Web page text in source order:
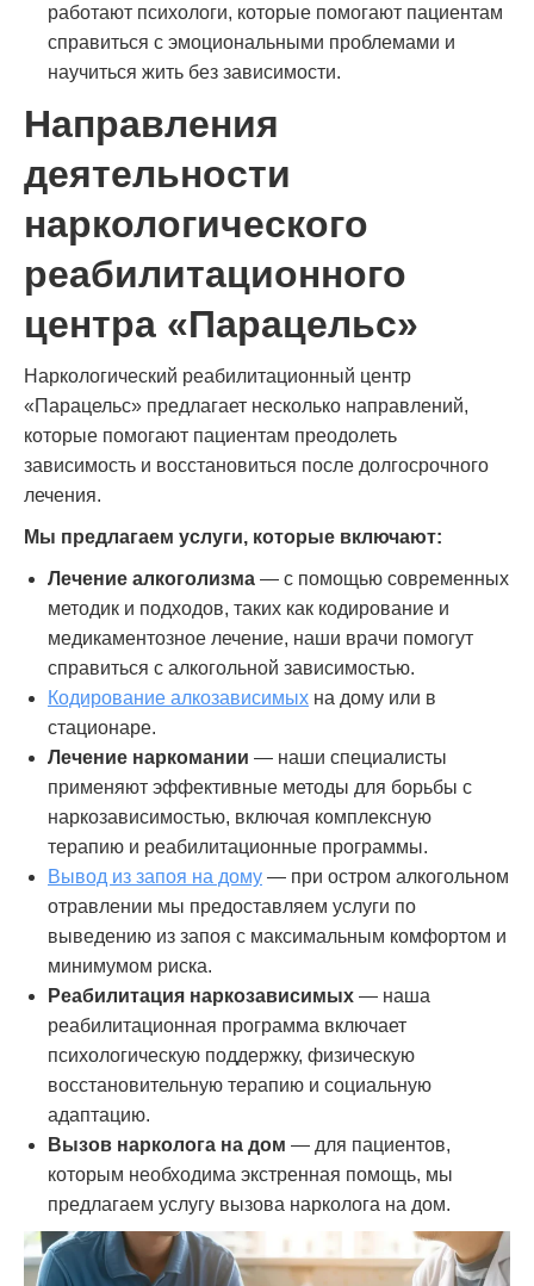
работают психологи, которые помогают пациентам
справиться с эмоциональными проблемами и
научиться жить без зависимости.
Направления
деятельности
наркологического
реабилитационного
центра «Парацельс»
Наркологический реабилитационный центр
«Парацельс» предлагает несколько направлений,
которые помогают пациентам преодолеть
зависимость и восстановиться после долгосрочного
лечения.
Мы предлагаем услуги, которые включают:
Лечение алкоголизма — с помощью современных
методик и подходов, таких как кодирование и
медикаментозное лечение, наши врачи помогут
справиться с алкогольной зависимостью.
Кодирование алкозависимых на дому или в
стационаре.
Лечение наркомании — наши специалисты
применяют эффективные методы для борьбы с
наркозависимостью, включая комплексную
терапию и реабилитационные программы.
Вывод из запоя на дому — при остром алкогольном
отравлении мы предоставляем услуги по
выведению из запоя с максимальным комфортом и
минимумом риска.
Реабилитация наркозависимых — наша
реабилитационная программа включает
психологическую поддержку, физическую
восстановительную терапию и социальную
адаптацию.
Вызов нарколога на дом — для пациентов,
которым необходима экстренная помощь, мы
предлагаем услугу вызова нарколога на дом.